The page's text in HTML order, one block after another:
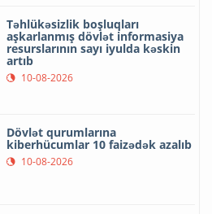
Təhlükəsizlik boşluqları
aşkarlanmış dövlət informasiya
resurslarının sayı iyulda kəskin
artıb
10-08-2026
Dövlət qurumlarına
kiberhücumlar 10 faizədək azalıb
10-08-2026